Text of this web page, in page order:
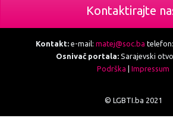
Kontaktirajte
Kontakt:e-mail: matej@soc.ba
Osnivač portala: Sarajevski
Podrška | Impressum
© LGBTI.ba 2021